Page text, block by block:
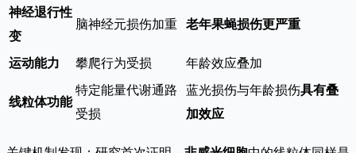
神经退行性
变
脑神经元损伤加重 老年果蝇损伤更严重
运动能力 攀爬行为受损 年龄效应叠加
线粒体功能
特定能量代谢通路
受损
蓝光损伤与年龄损伤具有叠
加效应